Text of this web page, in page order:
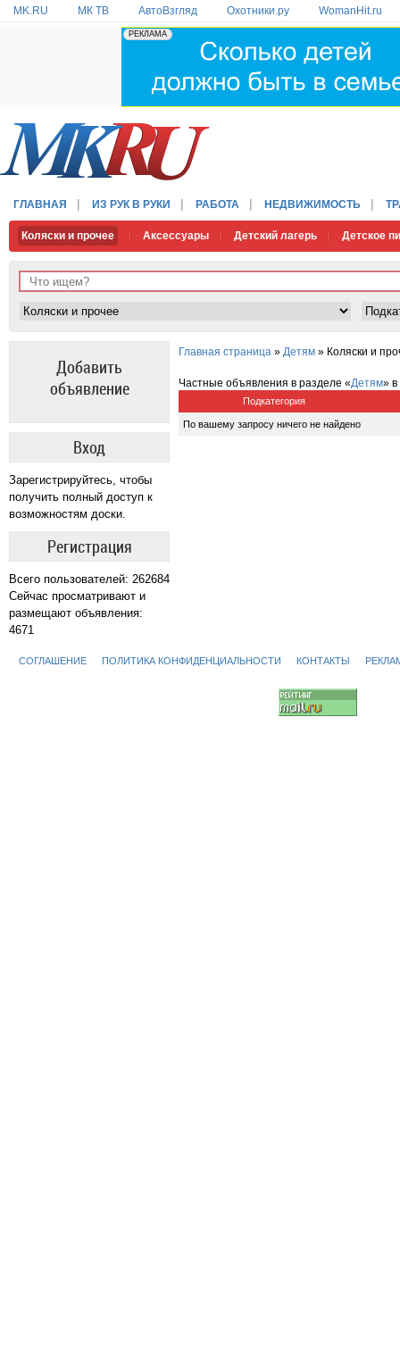
MK.RU МК ТВ АвтоВзгляд Охотники.ру WomanHit.ru
ГЛАВНАЯ ИЗ РУК В РУКИ РАБОТА НЕДВИЖИМОСТЬ
Коляски и прочее Аксессуары Детский лагерь Детское
Добавить
объявление
Вход
Зарегистрируйтесь, чтобы
получить полный доступ к
возможностям доски.
Регистрация
Всего пользователей: 262684
Сейчас просматривают и
размещают объявления:
4671
Главная страница » Детям » Коляски и
Частные объявления в разделе «Детям» в
Подкатегория
По вашему запросу ничего не найдено
СОГЛАШЕНИЕ ПОЛИТИКА КОНФИДЕНЦИАЛЬНОСТИ КОНТАКТЫ